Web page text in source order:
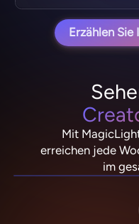
Erzählen
Mit
erreichen jede
im
NebulaDrifter
Lio "Spark" Vance